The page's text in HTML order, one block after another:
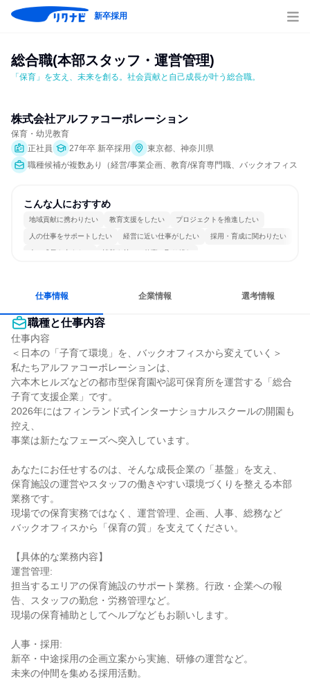
新卒採用
総合職(本部スタッフ・運営管理)
「保育」を支え、未来を創る。社会貢献と自己成長が叶う総合職。
株式会社アルファコーポレーション
保育・幼児教育
正社員
27年卒 新卒採用
東京都、神奈川県
職種候補が複数あり（経営/事業企画、教育/保育専門職、バックオフィス・
こんな人におすすめ
地域貢献に携わりたい 教育支援をしたい プロジェクトを推進したい
人の仕事をサポートしたい 経営に近い仕事がしたい 採用・育成に関わりたい
人の成長を支えたい 情熱を持って仕事に取り組む
仕事情報 企業情報 選考情報
職種と仕事内容
仕事内容
＜日本の「子育て環境」を、バックオフィスから変えていく＞
私たちアルファコーポレーションは、
六本木ヒルズなどの都市型保育園や認可保育所を運営する「総合
子育て支援企業」です。
2026年にはフィンランド式インターナショナルスクールの開園も
控え、
事業は新たなフェーズへ突入しています。
あなたにお任せするのは、そんな成長企業の「基盤」を支え、
保育施設の運営やスタッフの働きやすい環境づくりを整える本部
業務です。
現場での保育実務ではなく、運営管理、企画、人事、総務など
バックオフィスから「保育の質」を支えてください。
【具体的な業務内容】
運営管理:
担当するエリアの保育施設のサポート業務。行政・企業への報
告、スタッフの勤怠・労務管理など。
現場の保育補助としてヘルプなどもお願いします。
人事・採用:
新卒・中途採用の企画立案から実施、研修の運営など。
未来の仲間を集める採用活動。